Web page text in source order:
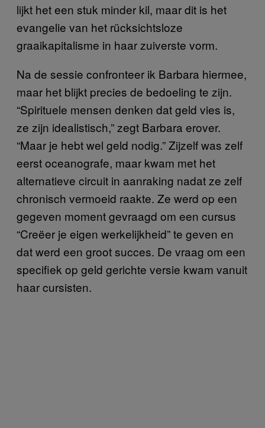
lijkt het een stuk minder kil, maar dit is het
evangelie van het rücksichtsloze
graaikapitalisme in haar zuiverste vorm.
Na de sessie confronteer ik Barbara hiermee,
maar het blijkt precies de bedoeling te zijn.
“Spirituele mensen denken dat geld vies is,
ze zijn idealistisch,” zegt Barbara erover.
“Maar je hebt wel geld nodig.” Zijzelf was zelf
eerst oceanografe, maar kwam met het
alternatieve circuit in aanraking nadat ze zelf
chronisch vermoeid raakte. Ze werd op een
gegeven moment gevraagd om een cursus
“Creëer je eigen werkelijkheid” te geven en
dat werd een groot succes. De vraag om een
specifiek op geld gerichte versie kwam vanuit
haar cursisten.